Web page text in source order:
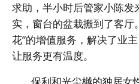
求助，半小时后管家小陈
实，窗台的盆栽搬到了客厅
花”的增值服务，解决了业
让服务更有温度。